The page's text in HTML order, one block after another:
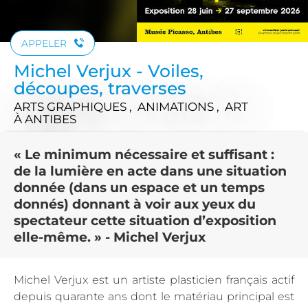
APPELER
Michel Verjux - Voiles,
découpes, traverses
ARTS GRAPHIQUES , ANIMATIONS , ART
À ANTIBES
« Le minimum nécessaire et suffisant :
de la lumière en acte dans une situation
donnée (dans un espace et un temps
donnés) donnant à voir aux yeux du
spectateur cette situation d’exposition
elle-même. » - Michel Verjux
Michel Verjux est un artiste plasticien français actif
depuis quarante ans dont le matériau principal est